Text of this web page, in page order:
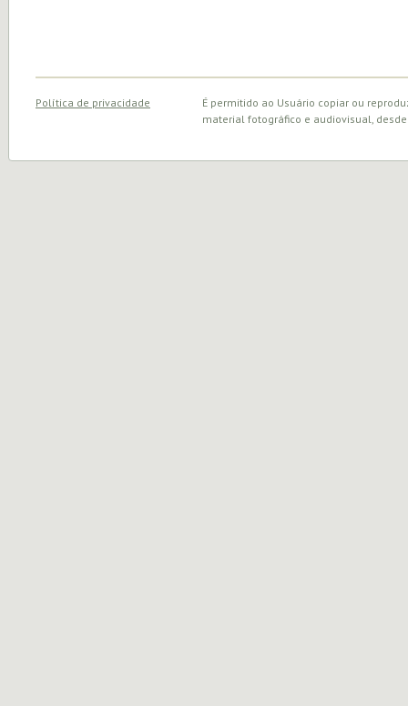
Política de privacidade
É permitido ao Usuário copiar ou
material fotográfico e audiovisual,